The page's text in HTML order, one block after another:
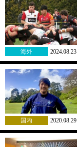
海外 2024.08.23
国内 2020.08.29